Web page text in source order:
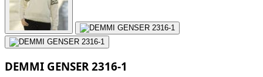
DEMMI GENSER 2316-1